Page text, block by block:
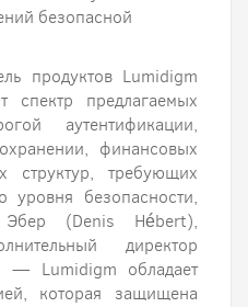
безопасной
продуктов Lumidigm
спектр предлагаемых
аутентификации,
финансовых
структур, требующих
уровня безопасности,
(Denis Hébert),
директор
— Lumidigm обладает
которая защищена